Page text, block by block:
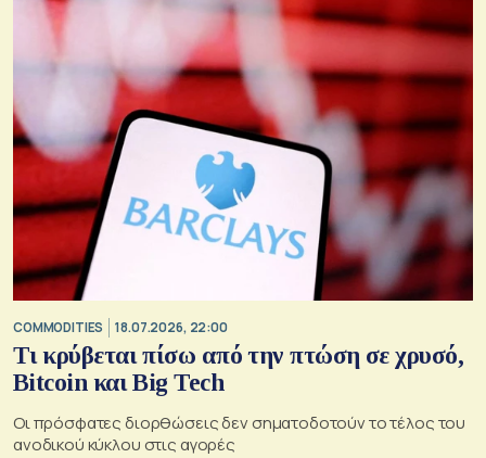
COMMODITIES 18.07.2026, 22:00
Τι κρύβεται πίσω από την πτώση σε χρυσό,
Bitcoin και Big Tech
Οι πρόσφατες διορθώσεις δεν σηματοδοτούν το τέλος του
ανοδικού κύκλου στις αγορές